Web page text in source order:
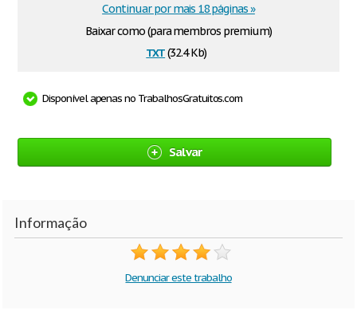
Baixar como (para membros premium)
txt(32.4 Kb)
Continuar por mais 18 páginas »
Disponível apenas no TrabalhosGratuitos.com
Salvar
Informação
Denunciar este trabalho